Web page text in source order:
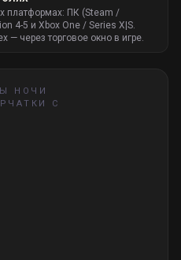
платформах: ПК (Steam /
4-5 и Xbox One / Series X|S.
— через торговое окно в игре.
НОЧИ
С